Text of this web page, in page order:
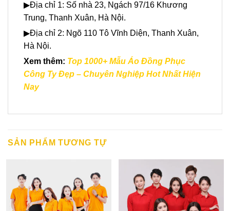
▶Địa chỉ 1: Số nhà 23, Ngách 97/16 Khương
Trung, Thanh Xuân, Hà Nội.
▶Địa chỉ 2: Ngõ 110 Tô Vĩnh Diện, Thanh Xuân,
Hà Nội.
Xem thêm: Top 1000+ Mẫu Áo Đồng Phục
Công Ty Đẹp – Chuyên Nghiệp Hot Nhất Hiện
Nay
SẢN PHẨM TƯƠNG TỰ